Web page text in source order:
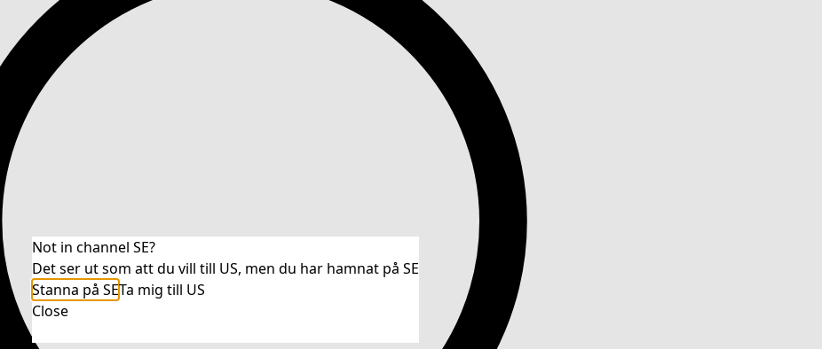
Not in channel SE?
Det ser ut som att du vill till US, men du har hamnat på SE
Stanna på SETa mig till US
Close